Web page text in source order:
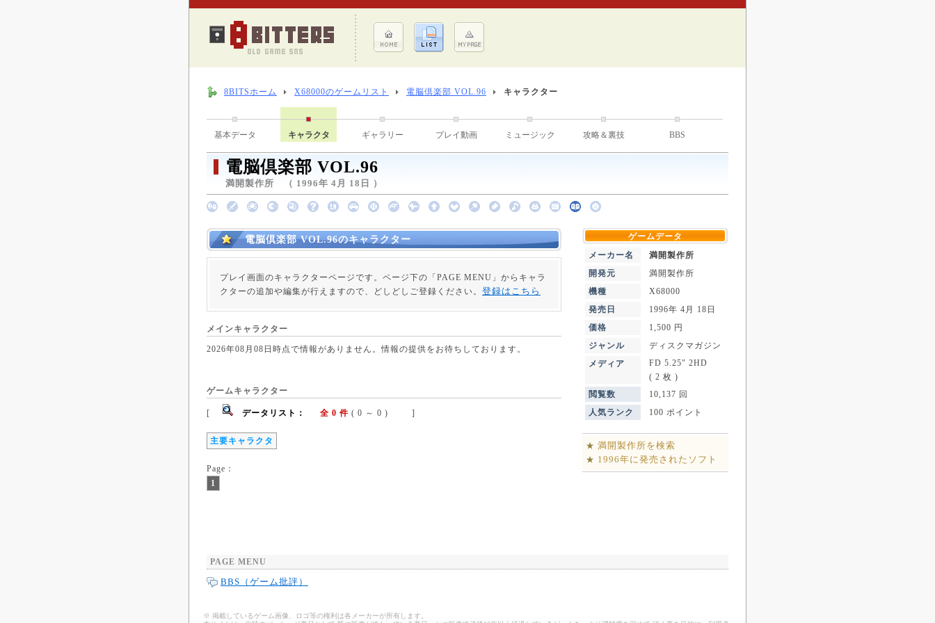
8BITSホーム X68000のゲームリスト 電脳倶楽部 VOL.96 キャラクター
基本データ キャラクタ ギャラリー プレイ動画 ミュージック 攻略＆裏技 BBS
電脳倶楽部 VOL.96
満開製作所 （ 1996年 4月 18日 ）
電脳倶楽部 VOL.96のキャラクター
プレイ画面のキャラクターページです。ページ下の「PAGE MENU」からキャラ
クターの追加や編集が行えますので、どしどしご登録ください。 登録はこちら
メインキャラクター
2026年08月08日時点で情報がありません。情報の提供をお待ちしております。
ゲームキャラクター
[ データリスト： 全 0 件 ( 0 ～ 0 ) ]
主要キャラクタ
Page：
1
ゲームデータ
メーカー名
満開製作所
開発元
満開製作所
機種
X68000
発売日
1996年 4月 18日
価格
1,500 円
ジャンル
ディスクマガジン
メディア
FD 5.25" 2HD
( 2 枚 )
閲覧数
10,137 回
人気ランク
100 ポイント
★ 満開製作所を検索
★ 1996年に発売されたソフト
PAGE MENU
BBS（ゲーム批評）
※ 掲載しているゲーム画像、ロゴ等の権利は各メーカーが所有します。